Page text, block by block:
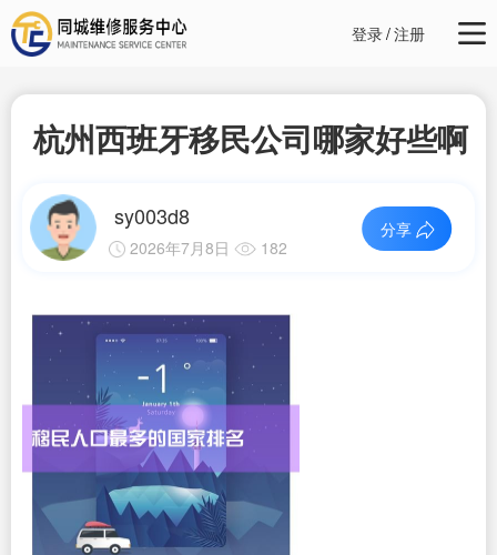
登录/注册
杭州西班牙移民公司哪家好些啊
sy003d8
2026年7月8日 182
分享